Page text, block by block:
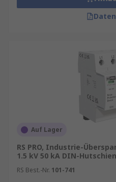
Auf Lager
RS PRO, Industrie-
1.5 kV 50 kA DIN-
RS Best.-Nr. 101-741